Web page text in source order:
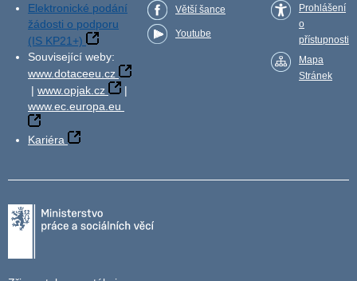
Elektronické podání
žádosti o podporu
(IS KP21+)
Související weby:
www.dotaceeu.cz
| www.opjak.cz
|
www.ec.europa.eu
Kariéra
Větší šance
Youtube
Prohlášení
o
přístupnosti
Mapa
Stránek